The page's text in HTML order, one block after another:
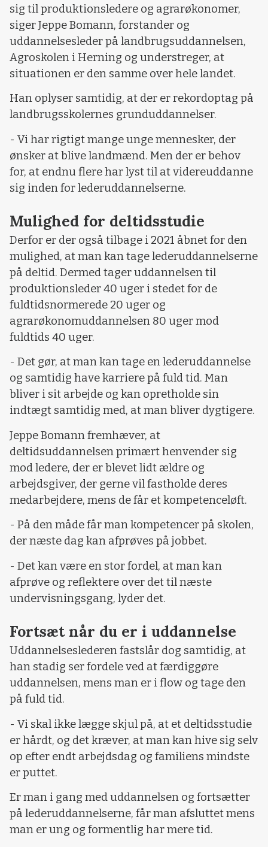
sig til produktionsledere og agrarøkonomer,
siger Jeppe Bomann, forstander og
uddannelsesleder på landbrugsuddannelsen,
Agroskolen i Herning og understreger, at
situationen er den samme over hele landet.
Han oplyser samtidig, at der er rekordoptag på
landbrugsskolernes grunduddannelser.
- Vi har rigtigt mange unge mennesker, der
ønsker at blive landmænd. Men der er behov
for, at endnu flere har lyst til at videreuddanne
sig inden for lederuddannelserne.
Mulighed for deltidsstudie
Derfor er der også tilbage i 2021 åbnet for den
mulighed, at man kan tage lederuddannelserne
på deltid. Dermed tager uddannelsen til
produktionsleder 40 uger i stedet for de
fuldtidsnormerede 20 uger og
agrarøkonomuddannelsen 80 uger mod
fuldtids 40 uger.
- Det gør, at man kan tage en lederuddannelse
og samtidig have karriere på fuld tid. Man
bliver i sit arbejde og kan opretholde sin
indtægt samtidig med, at man bliver dygtigere.
Jeppe Bomann fremhæver, at
deltidsuddannelsen primært henvender sig
mod ledere, der er blevet lidt ældre og
arbejdsgiver, der gerne vil fastholde deres
medarbejdere, mens de får et kompetenceløft.
- På den måde får man kompetencer på skolen,
der næste dag kan afprøves på jobbet.
- Det kan være en stor fordel, at man kan
afprøve og reflektere over det til næste
undervisningsgang, lyder det.
Fortsæt når du er i uddannelse
Uddannelseslederen fastslår dog samtidig, at
han stadig ser fordele ved at færdiggøre
uddannelsen, mens man er i flow og tage den
på fuld tid.
- Vi skal ikke lægge skjul på, at et deltidsstudie
er hårdt, og det kræver, at man kan hive sig selv
op efter endt arbejdsdag og familiens mindste
er puttet.
Er man i gang med uddannelsen og fortsætter
på lederuddannelserne, får man afsluttet mens
man er ung og formentlig har mere tid.